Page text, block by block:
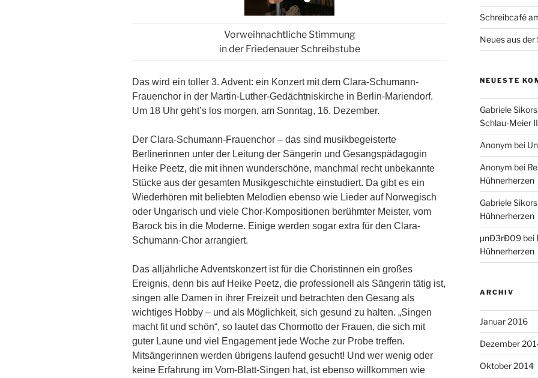
Vorweihnachtliche Stimmung
in der Friedenauer Schreibstube
Das wird ein toller 3. Advent: ein Konzert mit dem Clara-Schumann-
Frauenchor in der Martin-Luther-Gedächtniskirche in Berlin-Mariendorf.
Um 18 Uhr geht’s los morgen, am Sonntag, 16. Dezember.
Der Clara-Schumann-Frauenchor – das sind musikbegeisterte
Berlinerinnen unter der Leitung der Sängerin und Gesangspädagogin
Heike Peetz, die mit ihnen wunderschöne, manchmal recht unbekannte
Stücke aus der gesamten Musikgeschichte einstudiert. Da gibt es ein
Wiederhören mit beliebten Melodien ebenso wie Lieder auf Norwegisch
oder Ungarisch und viele Chor-Kompositionen berühmter Meister, vom
Barock bis in die Moderne. Einige werden sogar extra für den Clara-
Schumann-Chor arrangiert.
Das alljährliche Adventskonzert ist für die Choristinnen ein großes
Ereignis, denn bis auf Heike Peetz, die professionell als Sängerin tätig ist,
singen alle Damen in ihrer Freizeit und betrachten den Gesang als
wichtiges Hobby – und als Möglichkeit, sich gesund zu halten. „Singen
macht fit und schön“, so lautet das Chormotto der Frauen, die sich mit
guter Laune und viel Engagement jede Woche zur Probe treffen.
Mitsängerinnen werden übrigens laufend gesucht! Und wer wenig oder
keine Erfahrung im Vom-Blatt-Singen hat, ist ebenso willkommen wie
Schreibcafé
Neues aus
NEUESTE
Gabriele
Schlau-Meier II
Anonym bei
Anonym bei
Hühnerherzen
Gabriele
Hühnerherzen
µnÐ3rÐ09bei
Hühnerherzen
ARCHIV
Januar 2016
Dezember
Oktober 2014